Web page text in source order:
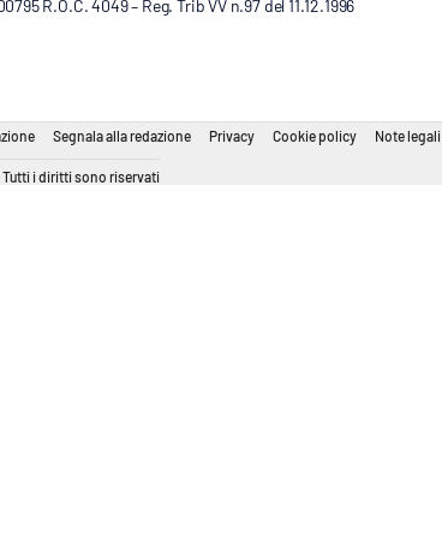
R.O.C. 4049 – Reg. Trib VV n.97 del 11.12.1996
Segnala alla redazione Privacy Cookie policy Note legali
i diritti sono riservati